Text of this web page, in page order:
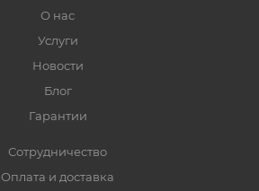
О нас
Услуги
Новости
Блог
Гарантии
Сотрудничество
Оплата и доставка